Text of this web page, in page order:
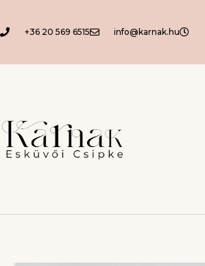
+36 20 569 6515 info@karnak.hu